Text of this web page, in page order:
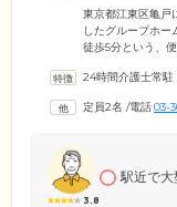
東京都江東区亀戸
したグループホー
徒歩5分という、
品の調達や食材の
らも「交通の便が
24時間介護士常駐
定員2名 /電話03-
3.8
駅近で